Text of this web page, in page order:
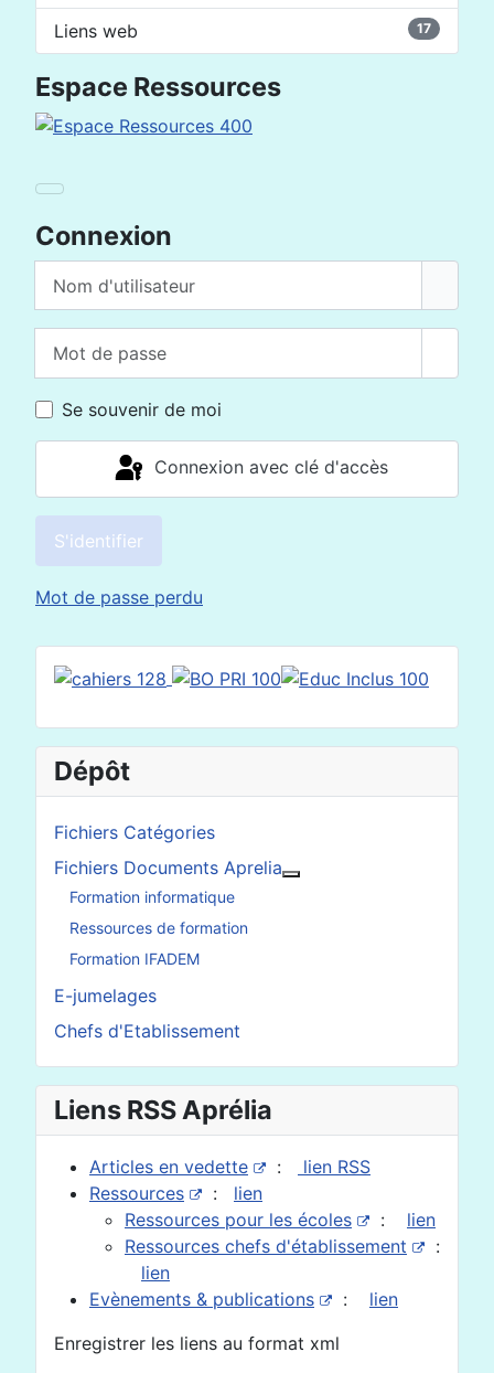
Espace Ressources
Connexion
Se souvenir de moi
Connexion avec clé d'accès
S'identifier
Mot de passe perdu
Dépôt
Fichiers Catégories
Fichiers Documents Aprelia
Formation informatique
Ressources de formation
Formation IFADEM
E-jumelages
Chefs d'Etablissement
Liens RSS Aprélia
Articles en vedette :
lien RSS
Ressources
: lien
Ressources pour les écoles
: lien
Ressources chefs d'établissement
:
lien
Evènements & publications
: lien
Enregistrer les liens au format xml
Liens web 17